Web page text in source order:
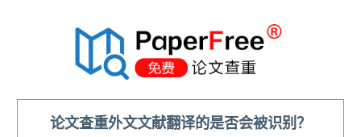
论文查重外文文献翻译的是否会被识别？